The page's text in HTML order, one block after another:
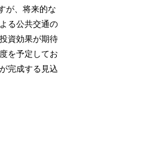
が、将来的な
る公共交通の
資効果が期待
を予定してお
完成する見込